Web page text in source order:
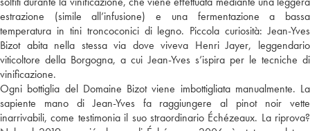
estrazione (simile all’infusione) e una fermentazione a bassa
temperatura in tini troncoconici di legno. Piccola curiosità: Jean-Yves
Bizot abita nella stessa via dove viveva Henri Jayer, leggendario
viticoltore della Borgogna, a cui Jean-Yves s’ispira per le tecniche di
vinificazione.
Ogni bottiglia del Domaine Bizot viene imbottigliata manualmente. La
sapiente mano di Jean-Yves fa raggiungere al pinot noir vette
inarrivabili, come testimonia il suo straordinario Échézeaux. La riprova?